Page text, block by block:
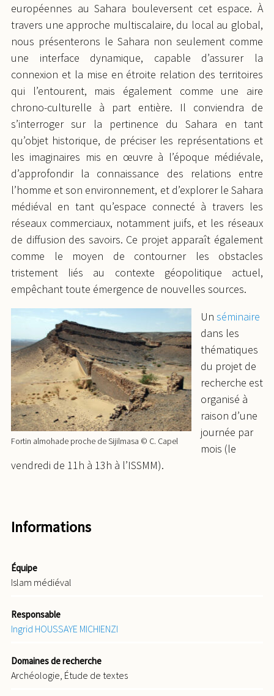
européennes au Sahara bouleversent cet espace. À
travers une approche multiscalaire, du local au global,
nous présenterons le Sahara non seulement comme
une interface dynamique, capable d’assurer la
connexion et la mise en étroite relation des territoires
qui l’entourent, mais également comme une aire
chrono-culturelle à part entière. Il conviendra de
s’interroger sur la pertinence du Sahara en tant
qu’objet historique, de préciser les représentations et
les imaginaires mis en œuvre à l’époque médiévale,
d’approfondir la connaissance des relations entre
l’homme et son environnement, et d’explorer le Sahara
médiéval en tant qu’espace connecté à travers les
réseaux commerciaux, notamment juifs, et les réseaux
de diffusion des savoirs. Ce projet apparaît également
comme le moyen de contourner les obstacles
tristement liés au contexte géopolitique actuel,
empêchant toute émergence de nouvelles sources.
Fortin almohade proche de Sijilmasa © C. Capel
Un séminaire
dans les
thématiques
du projet de
recherche est
organisé à
raison d’une
journée par
mois (le
vendredi de 11h à 13h à l’ISSMM).
Informations
Équipe
Islam médiéval
Responsable
Ingrid HOUSSAYE MICHIENZI
Domaines de recherche
Archéologie, Étude de textes